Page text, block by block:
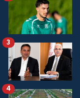
3
4